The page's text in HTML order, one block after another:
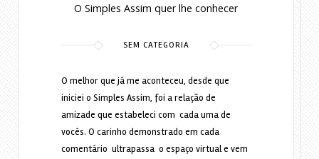
O Simples Assim quer lhe conhecer
SEM CATEGORIA
O melhor que já me aconteceu, desde que
iniciei o Simples Assim, foi a relação de
amizade que estabeleci com cada uma de
vocês. O carinho demonstrado em cada
comentário ultrapassa o espaço virtual e vem